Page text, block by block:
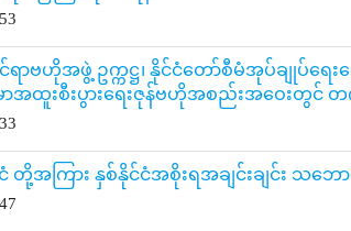
င်ရာဗဟိုအဖွဲ့ ဥက္ကဋ္ဌ၊ နိုင်ငံတော်စီမံအုပ်ချုပ်
ထူးစီးပွားရေးဇုန်ဗဟိုအစည်းအဝေးတွင် တက်
င်ငံ တို့အကြား နှစ်နိုင်ငံအစိုးရအချင်းချင်း